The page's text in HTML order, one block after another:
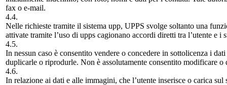
fax o e-mail.
4.4.
Nelle richieste tramite il sistema upp, UPPS svolge soltanto una
attivate tramite l’uso di upps cagionano accordi diretti tra l’utente e i
4.5.
In nessun caso è consentito vendere o concedere in sottolicenza i
duplicarle o riprodurle. Non è assolutamente consentito modificare
4.6.
In relazione ai dati e alle immagini, che l’utente inserisce o carica sul